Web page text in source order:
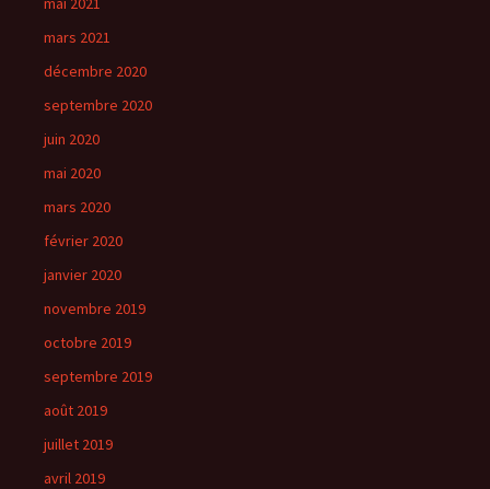
mars 2021
décembre 2020
septembre 2020
juin 2020
mai 2020
mars 2020
février 2020
janvier 2020
novembre 2019
octobre 2019
septembre 2019
août 2019
juillet 2019
avril 2019